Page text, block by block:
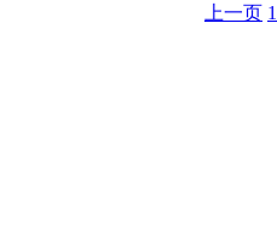
上一页 1